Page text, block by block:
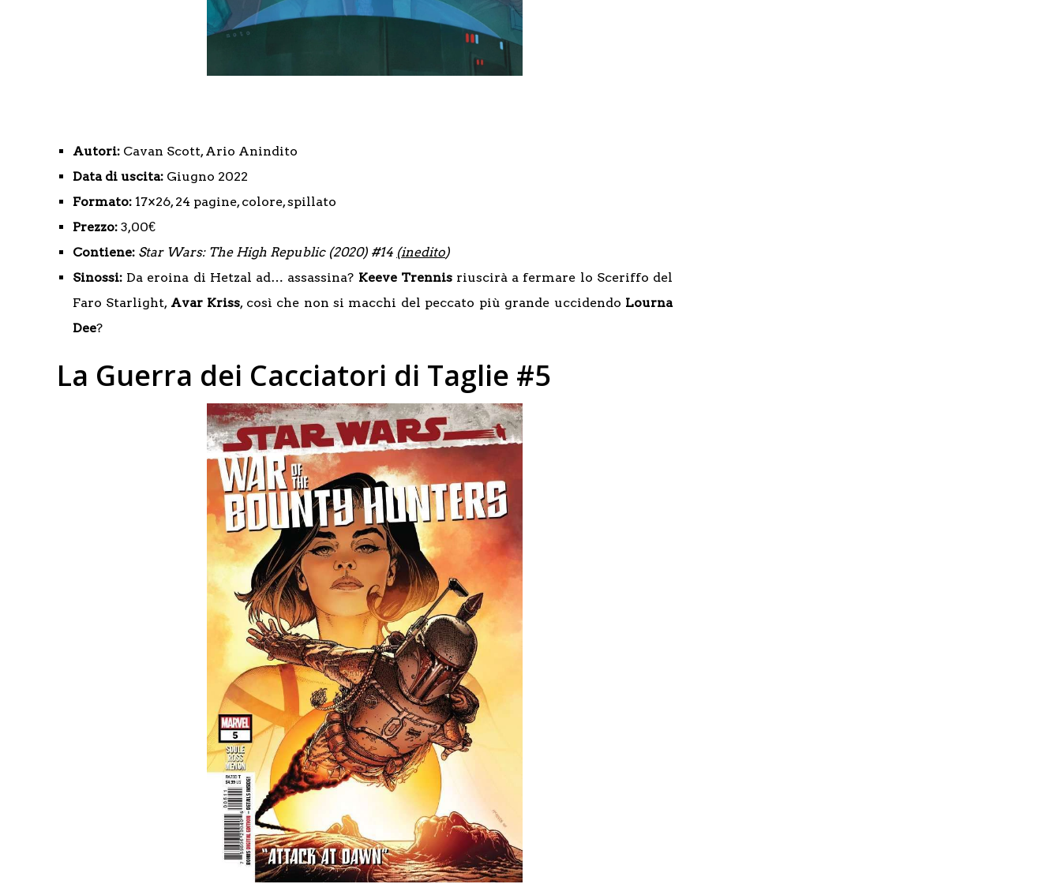
Autori: Cavan Scott, Ario Anindito
Data di uscita: Giugno 2022
Formato: 17×26, 24 pagine, colore, spillato
Prezzo: 3,00€
Contiene: Star Wars: The High Republic (2020) #14 (inedito)
Sinossi: Da eroina di Hetzal ad… assassina? Keeve Trennisriuscirà a fermare lo Sceriffo del
Faro Starlight, Avar Kriss, così che non si macchi del peccato più grande uccidendo Lourna
Dee?
La Guerra dei Cacciatori di Taglie #5